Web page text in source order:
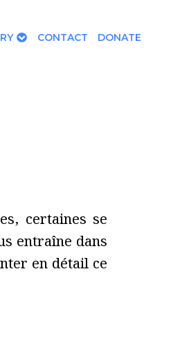
CONTACT DONATE
certaines se
entraîne dans
en détail ce